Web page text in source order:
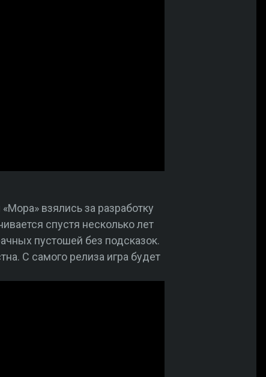
взялись за разработку
спустя несколько лет
пустошей без подсказок.
С самого релиза игра будет